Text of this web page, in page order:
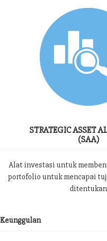
STRATEGIC ASSET
(SAA)
Alat investasi untuk
portofolio untuk mencapai
ditentukan
Keunggulan